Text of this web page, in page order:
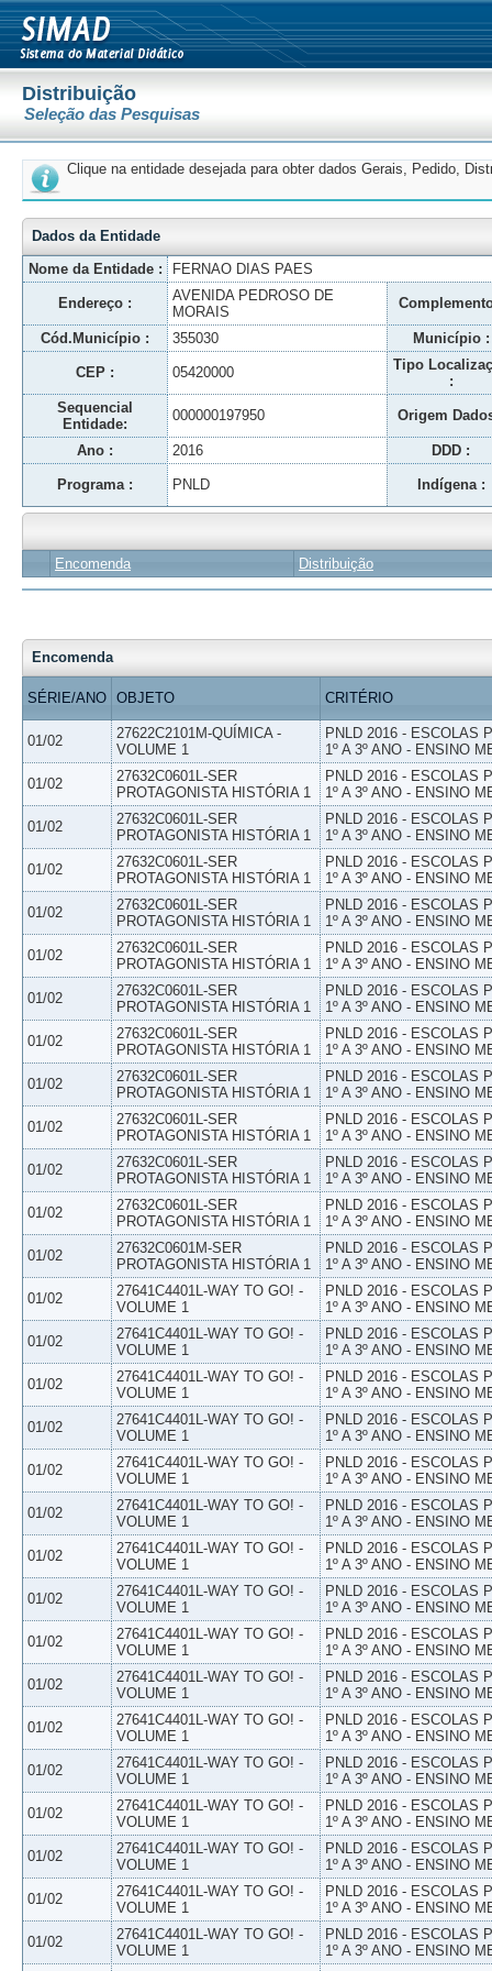
Distribuição
Seleção das Pesquisas
Clique na entidade desejada para obter dados Gerais, Pedido,
Dados da Entidade
Nome da Entidade :
FERNAO DIAS PAES
Endereço :
AVENIDA PEDROSO DE
MORAIS
Cód.Município : 355030 Município :
CEP : 05420000
Tipo
:
Sequencial
Entidade:
000000197950 Origem
Ano : 2016 DDD :
Programa : PNLD Indígena :
Encomenda Distribuição
Encomenda
SÉRIE/ANO OBJETO CRITÉRIO
01/02
27622C2101M-QUÍMICA -
VOLUME 1
PNLD 2016 - ESCOLAS
1º A 3º ANO - ENSINO
01/02
27632C0601L-SER
PROTAGONISTA HISTÓRIA 1
PNLD 2016 - ESCOLAS
1º A 3º ANO - ENSINO
01/02
27632C0601L-SER
PROTAGONISTA HISTÓRIA 1
PNLD 2016 - ESCOLAS
1º A 3º ANO - ENSINO
01/02
27632C0601L-SER
PROTAGONISTA HISTÓRIA 1
PNLD 2016 - ESCOLAS
1º A 3º ANO - ENSINO
01/02
27632C0601L-SER
PROTAGONISTA HISTÓRIA 1
PNLD 2016 - ESCOLAS
1º A 3º ANO - ENSINO
01/02
27632C0601L-SER
PROTAGONISTA HISTÓRIA 1
PNLD 2016 - ESCOLAS
1º A 3º ANO - ENSINO
01/02
27632C0601L-SER
PROTAGONISTA HISTÓRIA 1
PNLD 2016 - ESCOLAS
1º A 3º ANO - ENSINO
01/02
27632C0601L-SER
PROTAGONISTA HISTÓRIA 1
PNLD 2016 - ESCOLAS
1º A 3º ANO - ENSINO
01/02
27632C0601L-SER
PROTAGONISTA HISTÓRIA 1
PNLD 2016 - ESCOLAS
1º A 3º ANO - ENSINO
01/02
27632C0601L-SER
PROTAGONISTA HISTÓRIA 1
PNLD 2016 - ESCOLAS
1º A 3º ANO - ENSINO
01/02
27632C0601L-SER
PROTAGONISTA HISTÓRIA 1
PNLD 2016 - ESCOLAS
1º A 3º ANO - ENSINO
01/02
27632C0601L-SER
PROTAGONISTA HISTÓRIA 1
PNLD 2016 - ESCOLAS
1º A 3º ANO - ENSINO
01/02
27632C0601M-SER
PROTAGONISTA HISTÓRIA 1
PNLD 2016 - ESCOLAS
1º A 3º ANO - ENSINO
01/02
27641C4401L-WAY TO GO! -
VOLUME 1
PNLD 2016 - ESCOLAS
1º A 3º ANO - ENSINO
01/02
27641C4401L-WAY TO GO! -
VOLUME 1
PNLD 2016 - ESCOLAS
1º A 3º ANO - ENSINO
01/02
27641C4401L-WAY TO GO! -
VOLUME 1
PNLD 2016 - ESCOLAS
1º A 3º ANO - ENSINO
01/02
27641C4401L-WAY TO GO! -
VOLUME 1
PNLD 2016 - ESCOLAS
1º A 3º ANO - ENSINO
01/02
27641C4401L-WAY TO GO! -
VOLUME 1
PNLD 2016 - ESCOLAS
1º A 3º ANO - ENSINO
01/02
27641C4401L-WAY TO GO! -
VOLUME 1
PNLD 2016 - ESCOLAS
1º A 3º ANO - ENSINO
01/02
27641C4401L-WAY TO GO! -
VOLUME 1
PNLD 2016 - ESCOLAS
1º A 3º ANO - ENSINO
01/02
27641C4401L-WAY TO GO! -
VOLUME 1
PNLD 2016 - ESCOLAS
1º A 3º ANO - ENSINO
01/02
27641C4401L-WAY TO GO! -
VOLUME 1
PNLD 2016 - ESCOLAS
1º A 3º ANO - ENSINO
01/02
27641C4401L-WAY TO GO! -
VOLUME 1
PNLD 2016 - ESCOLAS
1º A 3º ANO - ENSINO
01/02
27641C4401L-WAY TO GO! -
VOLUME 1
PNLD 2016 - ESCOLAS
1º A 3º ANO - ENSINO
01/02
27641C4401L-WAY TO GO! -
VOLUME 1
PNLD 2016 - ESCOLAS
1º A 3º ANO - ENSINO
01/02
27641C4401L-WAY TO GO! -
VOLUME 1
PNLD 2016 - ESCOLAS
1º A 3º ANO - ENSINO
01/02
27641C4401L-WAY TO GO! -
VOLUME 1
PNLD 2016 - ESCOLAS
1º A 3º ANO - ENSINO
01/02
27641C4401L-WAY TO GO! -
VOLUME 1
PNLD 2016 - ESCOLAS
1º A 3º ANO - ENSINO
01/02
27641C4401L-WAY TO GO! -
VOLUME 1
PNLD 2016 - ESCOLAS
1º A 3º ANO - ENSINO